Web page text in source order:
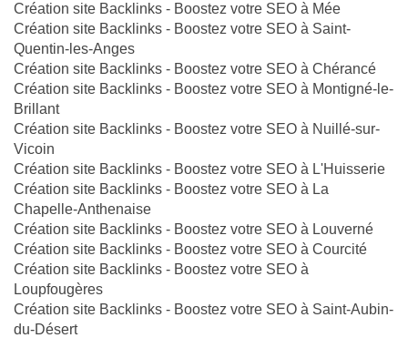
Création site Backlinks - Boostez votre SEO à Mée
Création site Backlinks - Boostez votre SEO à Saint-
Quentin-les-Anges
Création site Backlinks - Boostez votre SEO à Chérancé
Création site Backlinks - Boostez votre SEO à Montigné-le-
Brillant
Création site Backlinks - Boostez votre SEO à Nuillé-sur-
Vicoin
Création site Backlinks - Boostez votre SEO à L'Huisserie
Création site Backlinks - Boostez votre SEO à La
Chapelle-Anthenaise
Création site Backlinks - Boostez votre SEO à Louverné
Création site Backlinks - Boostez votre SEO à Courcité
Création site Backlinks - Boostez votre SEO à
Loupfougères
Création site Backlinks - Boostez votre SEO à Saint-Aubin-
du-Désert